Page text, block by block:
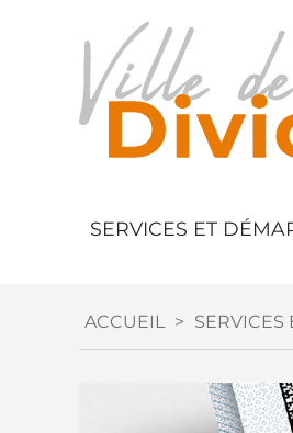
SERVICES ET
ACCUEIL > SERVICES